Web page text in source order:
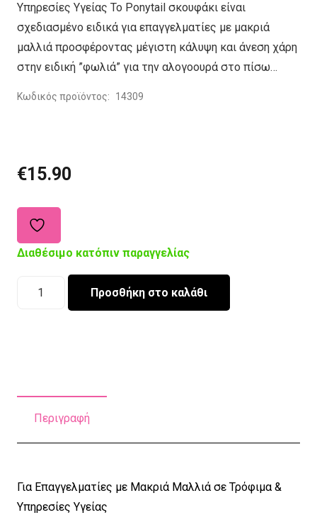
Υπηρεσίες Υγείας Το Ponytail σκουφάκι είναι
σχεδιασμένο ειδικά για επαγγελματίες με μακριά
μαλλιά προσφέροντας μέγιστη κάλυψη και άνεση χάρη
στην ειδική ”φωλιά” για την αλογοουρά στο πίσω…
Κωδικός προϊόντος: 14309
€15.90
Διαθέσιμο κατόπιν παραγγελίας
Σκουφάκι
Προσθήκη στο καλάθι
Περιγραφή
Για Επαγγελματίες με Μακριά Μαλλιά σε Τρόφιμα &
Υπηρεσίες Υγείας